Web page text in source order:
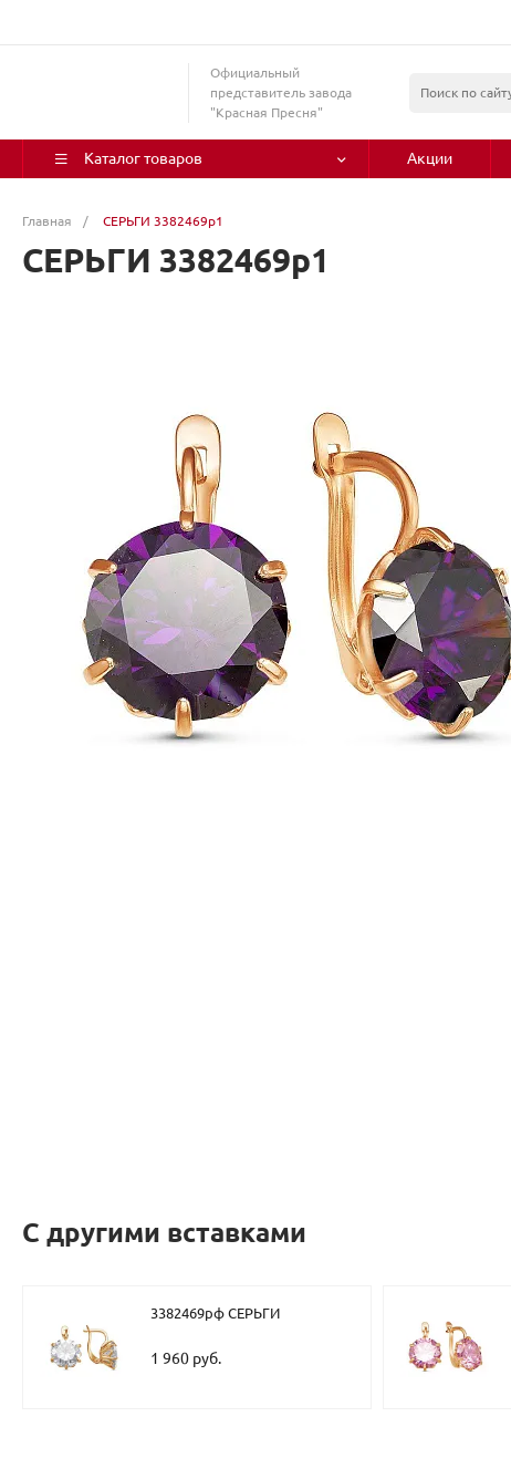
Официальный
представитель завода
"Красная Пресня"
Каталог товаров Акции
Главная / СЕРЬГИ 3382469р1
СЕРЬГИ 3382469р1
С другими вставками
3382469рф СЕРЬГИ
1 960 руб.